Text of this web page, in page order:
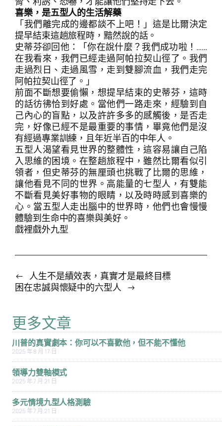
搜
搜尋
喜樂，是五型人的生活解藥
「我們離完成的邊都談不上吧！」這是比爾決定
提早結束這趟旅程時，黯然說的話。
史蒂芬卻回他：「你在說什麼？我們成功啦！……
在我看來，我們已經走過阿帕拉契山徑了。我們
走過烈日、走過風雪，走到雙腳流血，我們走完
阿帕拉契山徑了。」
前面不斷想要偷懶，想提早結束的史蒂芬，這時
的話彷彿恰到好處。當他們一路走來，經驗到自
己內心的盲點，以及許許多多的感觸後，是否走
完，好像已經不是最重要的事情，畢竟他們是沒
有經過專業訓練，且年近半百的中年人。
五型人渴望看見世界的整體性，這容易讓自己陷
入思維的困境。在整趟旅程中，雖然比爾看似引
領者，但史蒂芬的無厘頭也挑戰了比爾的思維，
讓他看見不同的世界。高能量的七型人，有雙能
不斷看見美好事物的眼睛，以及時時感到喜樂的
心。當五型人走出腦中的世界時，他們也會慢慢
體驗到生命中的喜樂與美好。
戲裡戲外九型
← 人生不是績效表，真實才是最終目標
困在忠誠與懷疑中的六型人 →
更多文章
川普的真實劇本：你可以不喜歡他，但不能不懂他
2025 年 8 月 17 日
領導力雙軸模式
2025 年 7 月 21 日
多元情境九型人格測驗
2025 年 7 月 21 日